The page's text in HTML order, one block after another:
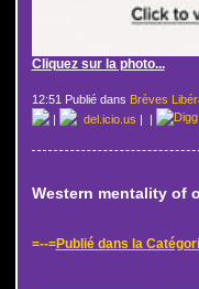
Cliquez sur la photo...
12:51 Publié dans Brèves
|
del.icio.us | |
Western mentality of
=--=Publié dans la